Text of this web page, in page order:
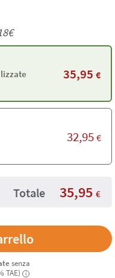
35,95 €
32,95 €
Totale 35,95 €
senza
TAE)
i